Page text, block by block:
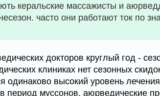
керальские массажисты и
часто они работают ток по
докторов круглый год -
клиниках нет сезонных
одинаково высокий уровень
в период муссонов, аюрведические